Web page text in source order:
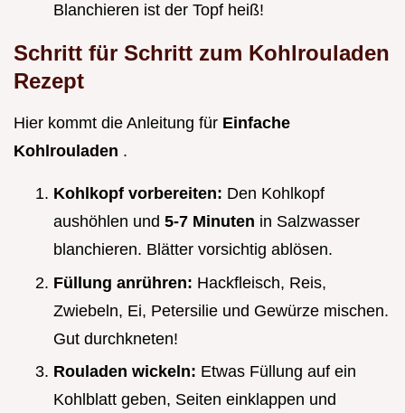
Blanchieren ist der Topf heiß!
Schritt für Schritt zum Kohlrouladen
Rezept
Hier kommt die Anleitung für Einfache
Kohlrouladen .
Kohlkopf vorbereiten: Den Kohlkopf
aushöhlen und 5-7 Minuten in Salzwasser
blanchieren. Blätter vorsichtig ablösen.
Füllung anrühren: Hackfleisch, Reis,
Zwiebeln, Ei, Petersilie und Gewürze mischen.
Gut durchkneten!
Rouladen wickeln: Etwas Füllung auf ein
Kohlblatt geben, Seiten einklappen und